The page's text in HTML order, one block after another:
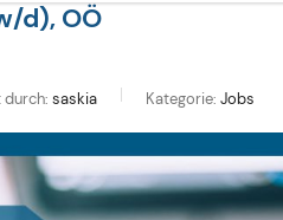
d), OÖ
saskia Kategorie: Jobs